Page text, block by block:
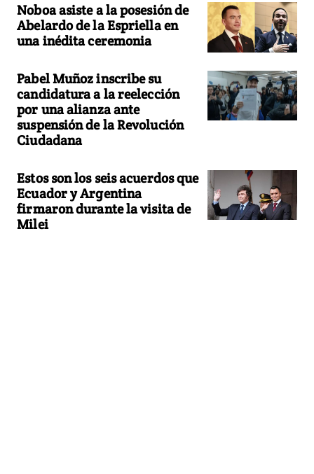
Noboa asiste a la posesión de
Abelardo de la Espriella en
una inédita ceremonia
Pabel Muñoz inscribe su
candidatura a la reelección
por una alianza ante
suspensión de la Revolución
Ciudadana
Estos son los seis acuerdos que
Ecuador y Argentina
firmaron durante la visita de
Milei